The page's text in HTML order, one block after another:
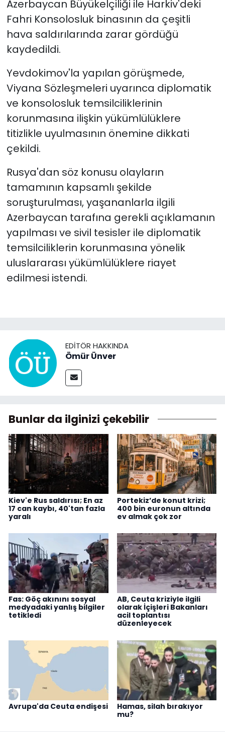
Azerbaycan Büyükelçiliği ile Harkiv'deki
Fahri Konsolosluk binasının da çeşitli
hava saldırılarında zarar gördüğü
kaydedildi.
Yevdokimov'la yapılan görüşmede,
Viyana Sözleşmeleri uyarınca diplomatik
ve konsolosluk temsilciliklerinin
korunmasına ilişkin yükümlülüklere
titizlikle uyulmasının önemine dikkati
çekildi.
Rusya'dan söz konusu olayların
tamamının kapsamlı şekilde
soruşturulması, yaşananlarla ilgili
Azerbaycan tarafına gerekli açıklamanın
yapılması ve sivil tesisler ile diplomatik
temsilciliklerin korunmasına yönelik
uluslararası yükümlülüklere riayet
edilmesi istendi.
EDITÖR HAKKINDA
Ömür Ünver
Bunlar da ilginizi çekebilir
Kiev'e Rus saldırısı; En az
17 can kaybı, 40'tan fazla
yaralı
Portekiz’de konut krizi;
400 bin euronun altında
ev almak çok zor
Fas: Göç akınını sosyal
medyadaki yanlış bilgiler
tetikledi
AB, Ceuta kriziyle ilgili
olarak İçişleri Bakanları
acil toplantısı
düzenleyecek
Avrupa'da Ceuta endişesi
Hamas, silah bırakıyor
mu?